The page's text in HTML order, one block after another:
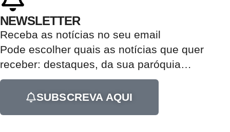
NEWSLETTER
Receba as notícias no seu email​
Pode escolher quais as notícias que quer
receber: destaques, da sua paróquia…
SUBSCREVA AQUI